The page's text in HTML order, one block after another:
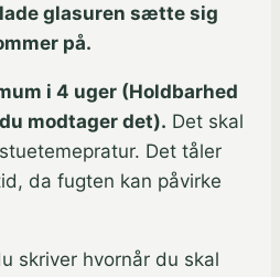
glasuren sætte sig
på.
i 4 uger (Holdbarhed
modtager det). Det skal
Det tåler
da fugten kan påvirke
skriver hvornår du skal